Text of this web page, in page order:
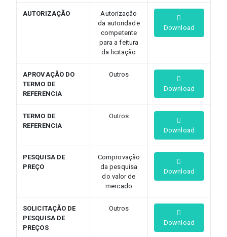
AUTORIZAÇÃO
Autorização
da autoridade
competente
para a feitura
da licitação
Download
APROVAÇÃO DO
TERMO DE
REFERENCIA
Outros
Download
TERMO DE
REFERENCIA
Outros
Download
PESQUISA DE
PREÇO
Comprovação
da pesquisa
do valor de
mercado
Download
SOLICITAÇÃO DE
PESQUISA DE
PREÇOS
Outros
Download